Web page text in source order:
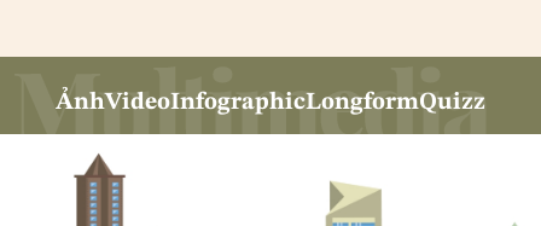
ẢnhVideoInfographicLongformQuizz